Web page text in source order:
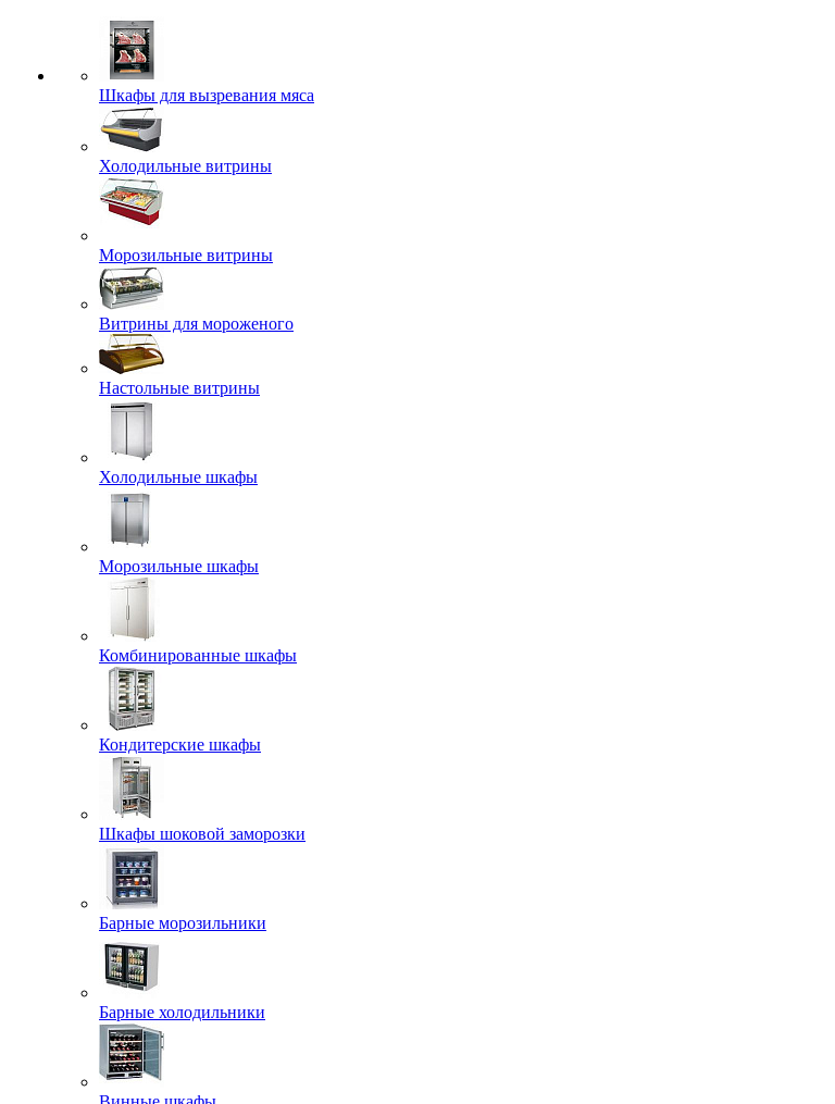
Шкафы для вызревания мяса
Холодильные витрины
Морозильные витрины
Витрины для мороженого
Настольные витрины
Холодильные шкафы
Морозильные шкафы
Комбинированные шкафы
Кондитерские шкафы
Шкафы шоковой заморозки
Барные морозильники
Барные холодильники